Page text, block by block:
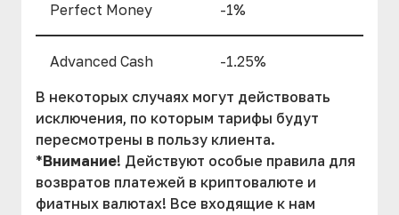
Perfect Money -1%
Advanced Cash
-1.25%
В некоторых случаях могут действовать
исключения, по которым тарифы будут
пересмотрены в пользу клиента.
*Внимание! Действуют особые правила для
возвратов платежей в криптовалюте и
фиатных валютах! Все входящие к нам